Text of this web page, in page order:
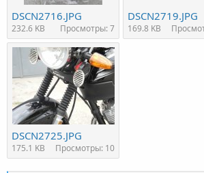
DSCN2716.JPG
232.6 KB Просмотры: 7
DSCN2719.JPG
169.8 KB
DSCN2725.JPG
175.1 KB Просмотры: 10